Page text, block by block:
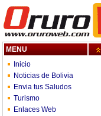
MENU
Inicio
Noticias de Bolivia
Envia tus Saludos
Turismo
Enlaces Web